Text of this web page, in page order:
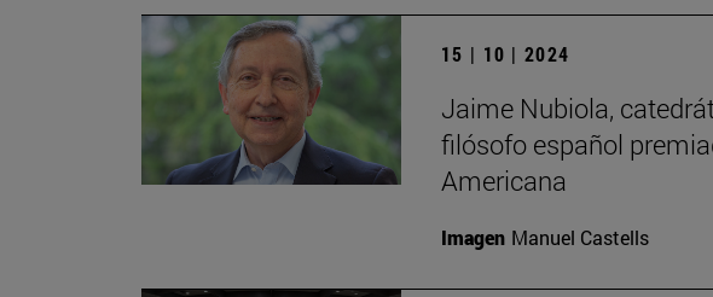
15 | 10 | 2024
Jaime Nubiola,
filósofo español
Americana
Imagen Manuel Castells